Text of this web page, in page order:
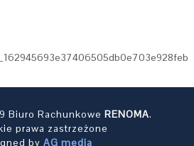
Biuro Rachunkowe RENOMA.
prawa zastrzeżone
by AG media